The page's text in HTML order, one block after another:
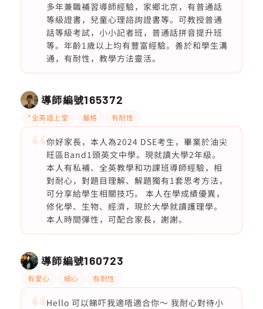
多年兼職補習導師經驗，家鄉北京，有普通話
等級證書，兒童心理諮詢證書等。可教授普通
話等級考試，小小記者班，普通話拼音提升班
等。年齡1歲以上均有豐富經驗。善於和學生溝
通，有耐性，教學方法靈活。
導師編號165372
*全英語上堂 嚴格 有耐性
你好家長，本人為2024 DSE考生，畢業於油尖
旺區Band1頭英文中學。現就讀大學2年級。
本人有私補、全英教學和功課班導師經驗，相
對耐心，對題目理解、解題獨有1套思考方法，
可分享給學生相關技巧。 本人在學成績優異，
修化學、生物、經濟，現於大學就讀護理學。
本人時間彈性，可配合家長，謝謝。
導師編號160723
有愛心 細心 有耐性
Hello 可以睇吓我適唔適合你～ 我耐心對待小